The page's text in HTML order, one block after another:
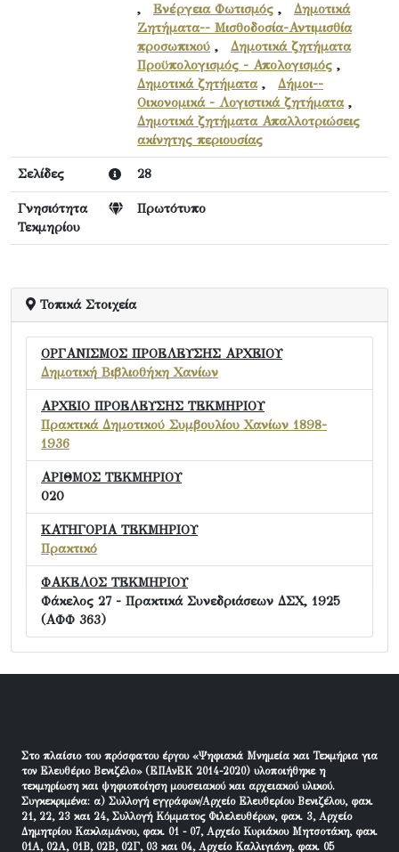
, Ενέργεια Φωτισμός , Δημοτικά
Ζητήματα-- Μισθοδοσία-Αντιμισθία
προσωπικού , Δημοτικά ζητήματα
Προϋπολογισμός - Απολογισμός ,
Δημοτικά ζητήματα, Δήμοι--
Οικονομικά - Λογιστικά ζητήματα,
Δημοτικά ζητήματα Απαλλοτριώσεις
ακίνητης περιουσίας
Σελίδες 28
Γνησιότητα
Τεκμηρίου
Πρωτότυπο
Τοπικά Στοιχεία
ΟΡΓΑΝΙΣΜΟΣ ΠΡΟΕΛΕΥΣΗΣ ΑΡΧΕΙΟΥ
Δημοτική Βιβλιοθήκη Χανίων
ΑΡΧΕΙΟ ΠΡΟΕΛΕΥΣΗΣ ΤΕΚΜΗΡΙΟΥ
Πρακτικά Δημοτικού Συμβουλίου Χανίων 1898-
1936
ΑΡΙΘΜΟΣ ΤΕΚΜΗΡΙΟΥ
020
ΚΑΤΗΓΟΡΙΑ ΤΕΚΜΗΡΙΟΥ
Πρακτικό
ΦΑΚΕΛΟΣ ΤΕΚΜΗΡΙΟΥ
Φάκελος 27 - Πρακτικά Συνεδριάσεων ΔΣΧ, 1925
(ΑΦΦ 363)
Στο πλαίσιο του πρόσφατου έργου «Ψηφιακά Μνημεία και Τεκμήρια για
τον Ελευθέριο Βενιζέλο» (ΕΠΑνΕΚ 2014-2020) υλοποιήθηκε η
τεκμηρίωση και ψηφιοποίηση μουσειακού και αρχειακού υλικού.
Συγκεκριμένα: α) Συλλογή εγγράφων/Αρχείο Ελευθερίου Βενιζέλου, φακ.
21, 22, 23 και 24, Συλλογή Κόμματος Φιλελευθέρων, φακ. 3, Αρχείο
Δημητρίου Κακλαμάνου, φακ. 01 - 07, Αρχείο Κυριάκου Μητσοτάκη, φακ.
01Α, 02Α, 01Β, 02Β, 02Γ, 03 και 04, Αρχείο Καλλιγιάνη, φακ. 05